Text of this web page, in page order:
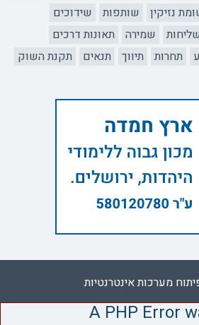
נזיקין שותפות
שידוכים
שליחות שמירה
תאונות דרכים
תחרות תיווך תנאים
תקנת השוק
A PHP Error